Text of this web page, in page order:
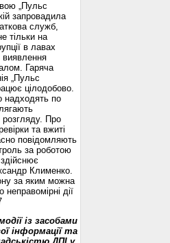
„Пульс
запровадила
служб,
тільки на
в лавах
виявлення
Гаряча
„Пульс
цілодобово.
надходять по
розгляду. Про
та вжиті
повідомляють
за роботою
Клименко.
за яким можна
неправомірні дії
із засобами
інформації та